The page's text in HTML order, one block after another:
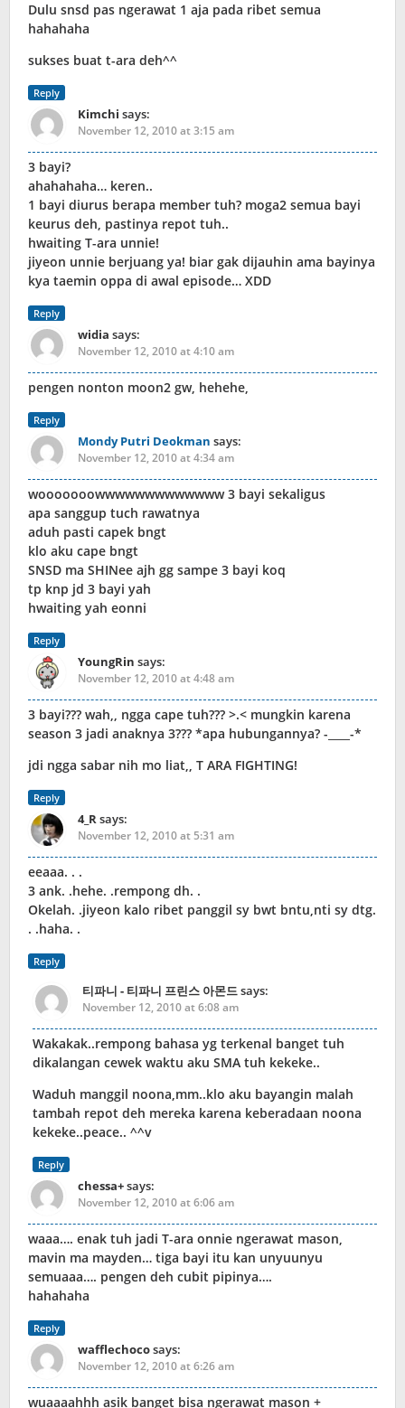
Dulu snsd pas ngerawat 1 aja pada ribet semua
hahahaha
sukses buat t-ara deh^^
Reply
Kimchi says:
November 12, 2010 at 3:15 am
3 bayi?
ahahahaha… keren..
1 bayi diurus berapa member tuh? moga2 semua bayi
keurus deh, pastinya repot tuh..
hwaiting T-ara unnie!
jiyeon unnie berjuang ya! biar gak dijauhin ama bayinya
kya taemin oppa di awal episode… XDD
Reply
widia says:
November 12, 2010 at 4:10 am
pengen nonton moon2 gw, hehehe,
Reply
Mondy Putri Deokman says:
November 12, 2010 at 4:34 am
wooooooowwwwwwwwwwwww 3 bayi sekaligus
apa sanggup tuch rawatnya
aduh pasti capek bngt
klo aku cape bngt
SNSD ma SHINee ajh gg sampe 3 bayi koq
tp knp jd 3 bayi yah
hwaiting yah eonni
Reply
YoungRin says:
November 12, 2010 at 4:48 am
3 bayi??? wah,, ngga cape tuh??? >.< mungkin karena
season 3 jadi anaknya 3??? *apa hubungannya? -____-*
jdi ngga sabar nih mo liat,, T ARA FIGHTING!
Reply
4_Rsays:
November 12, 2010 at 5:31 am
eeaaa. . .
3 ank. .hehe. .rempong dh. .
Okelah. .jiyeon kalo ribet panggil sy bwt bntu,nti sy dtg.
. .haha. .
Reply
티파니 - 티파니 프린스 아몬드says:
November 12, 2010 at 6:08 am
Wakakak..rempong bahasa yg terkenal banget tuh
dikalangan cewek waktu aku SMA tuh kekeke..
Waduh manggil noona,mm..klo aku bayangin malah
tambah repot deh mereka karena keberadaan noona
kekeke..peace.. ^^v
Reply
chessa+says:
November 12, 2010 at 6:06 am
waaa…. enak tuh jadi T-ara onnie ngerawat mason,
mavin ma mayden… tiga bayi itu kan unyuunyu
semuaaa…. pengen deh cubit pipinya….
hahahaha
Reply
wafflechocosays:
November 12, 2010 at 6:26 am
wuaaaahhh asik banget bisa ngerawat mason +